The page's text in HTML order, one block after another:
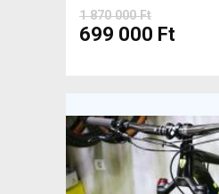
1 870 000 Ft
699 000 Ft